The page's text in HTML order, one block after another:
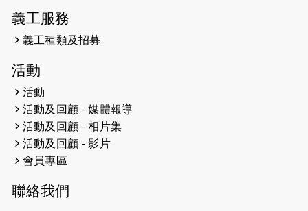
義工服務
義工種類及招募
活動
活動
活動及回顧 - 媒體報導
活動及回顧 - 相片集
活動及回顧 - 影片
會員專區
聯絡我們